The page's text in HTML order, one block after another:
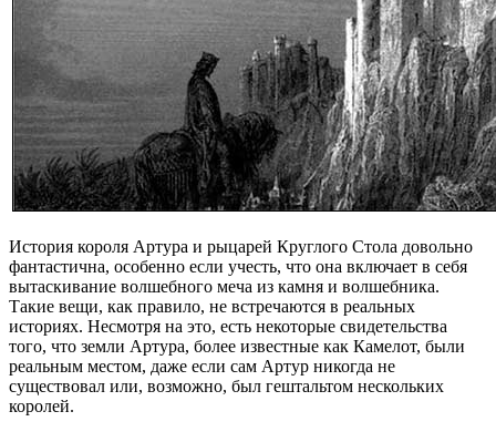
История короля Артура и рыцарей Круглого Стола довольно
фантастична, особенно если учесть, что она включает в себя
вытаскивание волшебного меча из камня и волшебника.
Такие вещи, как правило, не встречаются в реальных
историях. Несмотря на это, есть некоторые свидетельства
того, что земли Артура, более известные как Камелот, были
реальным местом, даже если сам Артур никогда не
существовал или, возможно, был гештальтом нескольких
королей.